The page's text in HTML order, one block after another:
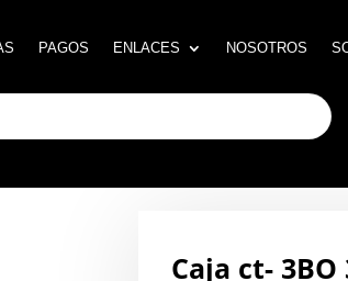
PAGOS ENLACES NOSOTROS
PAGOS ENLACES NOSOTROS
Caja ct-